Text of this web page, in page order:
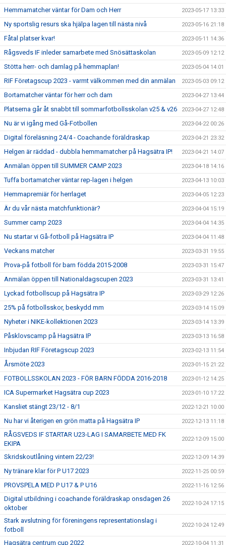
Hemmamatcher väntar för Dam och Herr 2023-05-17 13:33
Ny sportslig resurs ska hjälpa lagen till nästa nivå 2023-05-16 21:18
Fåtal platser kvar! 2023-05-11 14:36
Rågsveds IF inleder samarbete med Snösättaskolan 2023-05-09 12:12
Stötta herr- och damlag på hemmaplan! 2023-05-04 14:01
RIF Företagscup 2023 - varmt välkommen med din anmälan 2023-05-03 09:12
Bortamatcher väntar för herr och dam 2023-04-27 13:44
Platserna går åt snabbt till sommarfotbollsskolan v25 & v26 2023-04-27 12:48
Nu är vi igång med Gå-Fotbollen 2023-04-22 00:26
Digital föreläsning 24/4 - Coachande föräldraskap 2023-04-21 23:32
Helgen är räddad - dubbla hemmamatcher på Hagsätra IP! 2023-04-21 14:07
Anmälan öppen till SUMMER CAMP 2023 2023-04-18 14:16
Tuffa bortamatcher väntar rep-lagen i helgen 2023-04-13 10:03
Hemmapremiär för herrlaget 2023-04-05 12:23
Är du vår nästa matchfunktionär? 2023-04-04 15:19
Summer camp 2023 2023-04-04 14:35
Nu startar vi Gå-fotboll på Hagsätra IP 2023-04-04 11:48
Veckans matcher 2023-03-31 19:55
Prova-på fotboll för barn födda 2015-2008 2023-03-31 15:47
Anmälan öppen till Nationaldagscupen 2023 2023-03-31 13:41
Lyckad fotbollscup på Hagsätra IP 2023-03-29 12:26
25% på fotbollsskor, beskydd mm 2023-03-14 15:09
Nyheter i NIKE-kollektionen 2023 2023-03-14 13:39
Påsklovscamp på Hagsätra IP 2023-03-13 16:58
Inbjudan RIF Företagscup 2023 2023-02-13 11:54
Årsmöte 2023 2023-01-15 21:22
FOTBOLLSSKOLAN 2023 - FÖR BARN FÖDDA 2016-2018 2023-01-12 14:25
ICA Supermarket Hagsätra cup 2023 2023-01-10 17:22
Kansliet stängt 23/12 - 8/1 2022-12-21 10:00
Nu har vi återigen en grön matta på Hagsätra IP 2022-12-13 11:18
RÅGSVEDS IF STARTAR U23-LAG I SAMARBETE MED FK
EKIPA
2022-12-09 15:00
Skridskoutlåning vintern 22/23! 2022-12-09 14:39
Ny tränare klar för P U17 2023 2022-11-25 00:59
PROVSPELA MED P U17 & P U16 2022-11-16 12:56
Digital utbildning i coachande föräldraskap onsdagen 26
oktober
2022-10-24 17:15
Stark avslutning för föreningens representationslag i
fotboll
2022-10-24 12:49
Hagsätra centrum cup 2022 2022-10-04 11:31